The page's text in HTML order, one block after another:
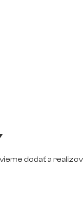
dodať a